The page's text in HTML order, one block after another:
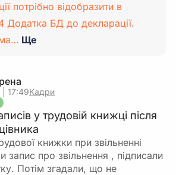
потрібно відобразити в
Додатка БД до декларації.
Ще
17:49Кадри
у трудовій книжці після
книжки при звільненні
запис про звільнення , підписали
Потім згадали, що не